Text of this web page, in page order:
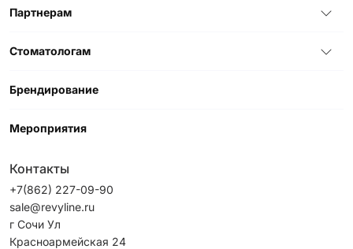
Партнерам
Стоматологам
Брендирование
Мероприятия
Контакты
+7(862) 227-09-90
sale@revyline.ru
г Сочи Ул
Красноармейская 24